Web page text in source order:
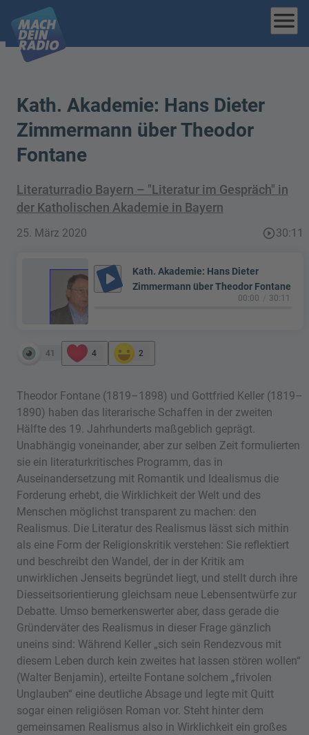
menu
Kath. Akademie: Hans Dieter
Zimmermann über Theodor
Fontane
Literaturradio Bayern – "Literatur im Gespräch" in
der Katholischen Akademie in Bayern
25. März 2020 play_circle_outline30:11
play_arrow
Kath. Akademie: Hans Dieter
Zimmermann über Theodor Fontane
00:00 30:11
41 4 2
Theodor Fontane (1819–1898) und Gottfried Keller (1819–
1890) haben das literarische Schaffen in der zweiten
Hälfte des 19. Jahrhunderts maßgeblich geprägt.
Unabhängig voneinander, aber zur selben Zeit formulierten
sie ein literaturkritisches Programm, das in
Auseinandersetzung mit Romantik und Idealismus die
Forderung erhebt, die Wirklichkeit der Welt und des
Menschen möglichst transparent zu machen: den
Realismus. Die Literatur des Realismus lässt sich mithin
als eine Form der Religionskritik verstehen: Sie reflektiert
und beschreibt den Wandel, der in der Kritik am
unwirklichen Jenseits begründet liegt, und stellt durch ihre
Diesseitsorientierung gleichsam neue Lebensentwürfe zur
Debatte. Umso bemerkenswerter aber, dass gerade die
Gründerväter des Realismus in dieser Frage gänzlich
uneins sind: Während Keller „sich sein Rendezvous mit
diesem Leben durch kein zweites hat lassen stören wollen“
(Walter Benjamin), erteilte Fontane solchem „frivolen
Unglauben“ eine deutliche Absage und legte mit Quitt
sogar einen religiösen Roman vor. Steht hinter dem
gemeinsamen Realismus also in Wirklichkeit ein großes